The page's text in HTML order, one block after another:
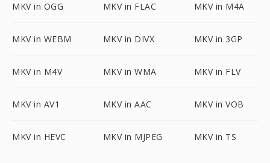
MKV in OGG MKV in FLAC MKV in M4A
MKV in WEBM MKV in DIVX MKV in 3GP
MKV in M4V MKV in WMA MKV in FLV
MKV in AV1 MKV in AAC MKV in VOB
MKV in HEVC MKV in MJPEG MKV in TS